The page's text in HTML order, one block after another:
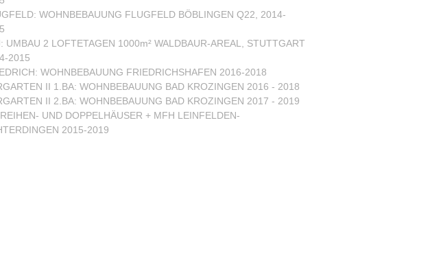
WOHNBEBAUUNG FLUGFELD BÖBLINGEN Q22, 2014-
UMBAU 2 LOFTETAGEN 1000m² WALDBAUR-AREAL, STUTTGART
2015
WOHNBEBAUUNG FRIEDRICHSHAFEN 2016-2018
II 1.BA: WOHNBEBAUUNG BAD KROZINGEN 2016 - 2018
II 2.BA: WOHNBEBAUUNG BAD KROZINGEN 2017 - 2019
UND DOPPELHÄUSER + MFH LEINFELDEN-
2015-2019